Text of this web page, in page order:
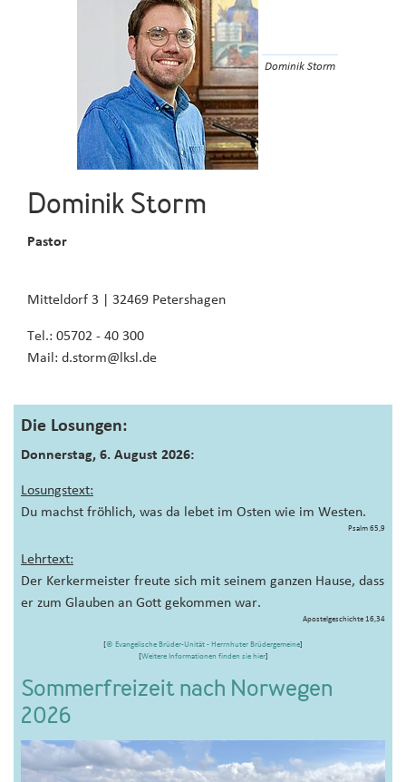
Die Losungen:
Donnerstag, 6. August 2026:
Losungstext:
Du machst fröhlich, was da lebet im Osten wie im Westen.
Psalm 65,9
Lehrtext:
Der Kerkermeister freute sich mit seinem ganzen Hause, dass
er zum Glauben an Gott gekommen war.
Apostelgeschichte 16,34
[© Evangelische Brüder-Unität - Herrnhuter Brüdergemeine]
[Weitere Informationen finden sie hier]
Sommerfreizeit nach Norwegen
2026
Dominik Storm
Dominik Storm
Pastor
Mitteldorf 3 | 32469 Petershagen
Tel.: 05702 - 40 300
Mail: d.storm@lksl.de